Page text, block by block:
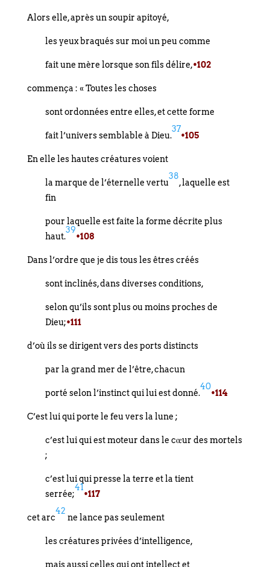
Alors elle, après un soupir apitoyé,
les yeux braqués sur moi un peu comme
fait une mère lorsque son fils délire,•102
commença : « Toutes les choses
sont ordonnées entre elles, et cette forme
fait l’univers semblable à Dieu.
37
•105
En elle les hautes créatures voient
la marque de l’éternelle vertu
38
, laquelle est
fin
pour laquelle est faite la forme décrite plus
haut.
39
•108
Dans l’ordre que je dis tous les êtres créés
sont inclinés, dans diverses conditions,
selon qu’ils sont plus ou moins proches de
Dieu;•111
d’où ils se dirigent vers des ports distincts
par la grand mer de l’être, chacun
porté selon l’instinct qui lui est donné.
40
•114
C’est lui qui porte le feu vers la lune ;
c’est lui qui est moteur dans le cœur des mortels
;
c’est lui qui presse la terre et la tient
serrée;
41
•117
cet arc
42
ne lance pas seulement
les créatures privées d’intelligence,
mais aussi celles qui ont intellect et